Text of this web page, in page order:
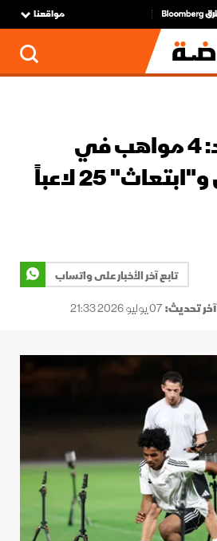
مواقعنا
أكاديمية مهد: 4 مواهب في
طريقها لبايرن و"ابتعاث" 25 لاعباً
تابع آخر الأخبار على واتساب
آخر تحديث:07 يوليو 2026 21:33